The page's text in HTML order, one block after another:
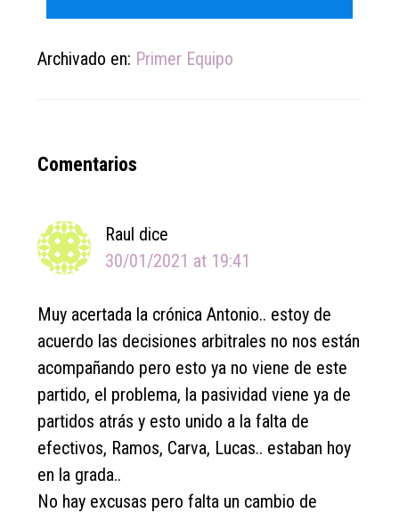
Archivado en: Primer Equipo
Reader
Comentarios
Raul dice
30/01/2021 at 19:41
Muy acertada la crónica Antonio.. estoy de
acuerdo las decisiones arbitrales no nos están
acompañando pero esto ya no viene de este
partido, el problema, la pasividad viene ya de
partidos atrás y esto unido a la falta de
efectivos, Ramos, Carva, Lucas.. estaban hoy
en la grada..
No hay excusas pero falta un cambio de